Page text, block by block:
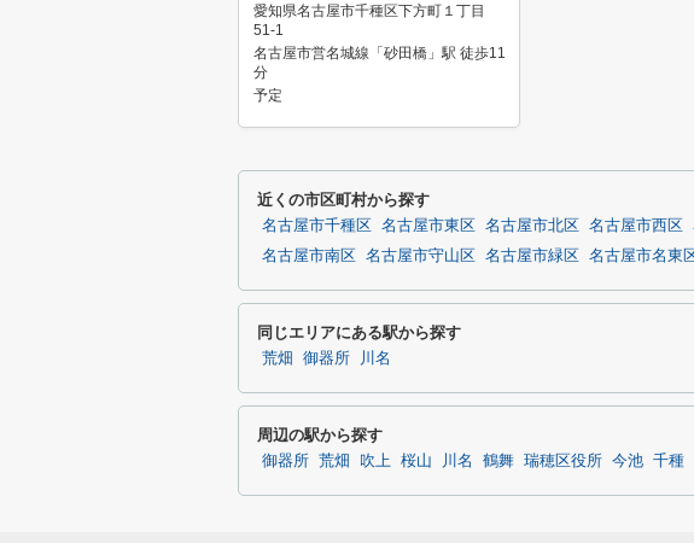
愛知県名古屋市千種区下方町１丁目
51-1
名古屋市営名城線「砂田橋」駅 徒歩11
分
予定
近くの市区町村から探す
名古屋市千種区 名古屋市東区 名古屋市北区 名古屋市西区
名古屋市南区
名古屋市守山区 名古屋市緑区 名古屋市名東
同じエリアにある駅から探す
荒畑 御器所 川名
周辺の駅から探す
御器所 荒畑 吹上 桜山 川名 鶴舞 瑞穂区役所 今池 千種